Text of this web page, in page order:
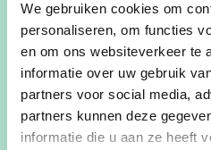
We gebruiken cookies om
personaliseren, om functies
en om ons websiteverkeer te
informatie over uw gebruik
partners voor social media,
partners kunnen deze
informatie die u aan ze heeft
het hoofd van de
rol speelt in het lokale
plusbehaalde hij bij de
2024 een sterke
vertrouwen kreeg om
burgemeesterschap